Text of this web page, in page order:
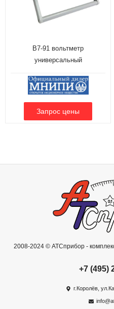
В7-91 вольтметр
универсальный
2008-2024 © АТСприбор -
+7 (495)
г.Королёв,